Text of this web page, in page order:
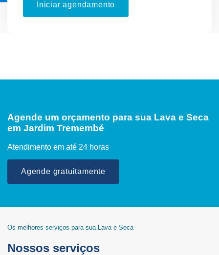
Iniciar agendamento
Agende um orçamento para sua Lava e Seca
em Jardim Tremembé
Atendimento em até 24 horas
Agende gratuitamente
Os melhores serviços para sua Lava e Seca
Nossos serviços